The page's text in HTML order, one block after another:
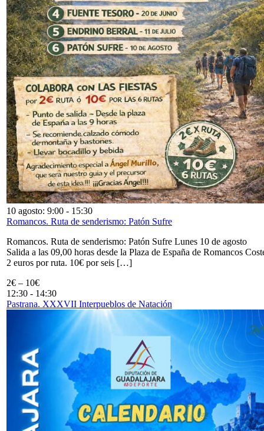
10 agosto: 9:00 - 15:30
Romancos. Ruta de senderismo: Patón Sufre
Romancos. Ruta de senderismo: Patón Sufre Lunes 10 de agosto
Salida a las 09,00 horas desde la Plaza de España de Romancos
2 euros por ruta. 10€ por seis […]
2€ – 10€
12:30 - 14:30
Pastrana. XXXVII Interpueblos de Natación